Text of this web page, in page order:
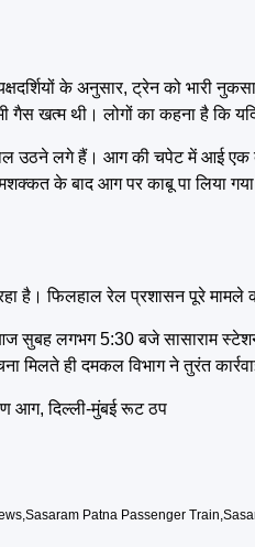
के अनुसार, ट्रेन को भारी
खत्म थी। लोगों का कहना है कि
उठने लगे हैं। आग की चपेट में आई
के बाद आग पर काबू पा लिया
है। फिलहाल रेल प्रशासन पूरे
सुबह लगभग 5:30 बजे सासाराम
ही दमकल विभाग ने तुरंत
आग, दिल्ली-मुंबई रूट ठप
,Sasaram Patna Passenger Train,